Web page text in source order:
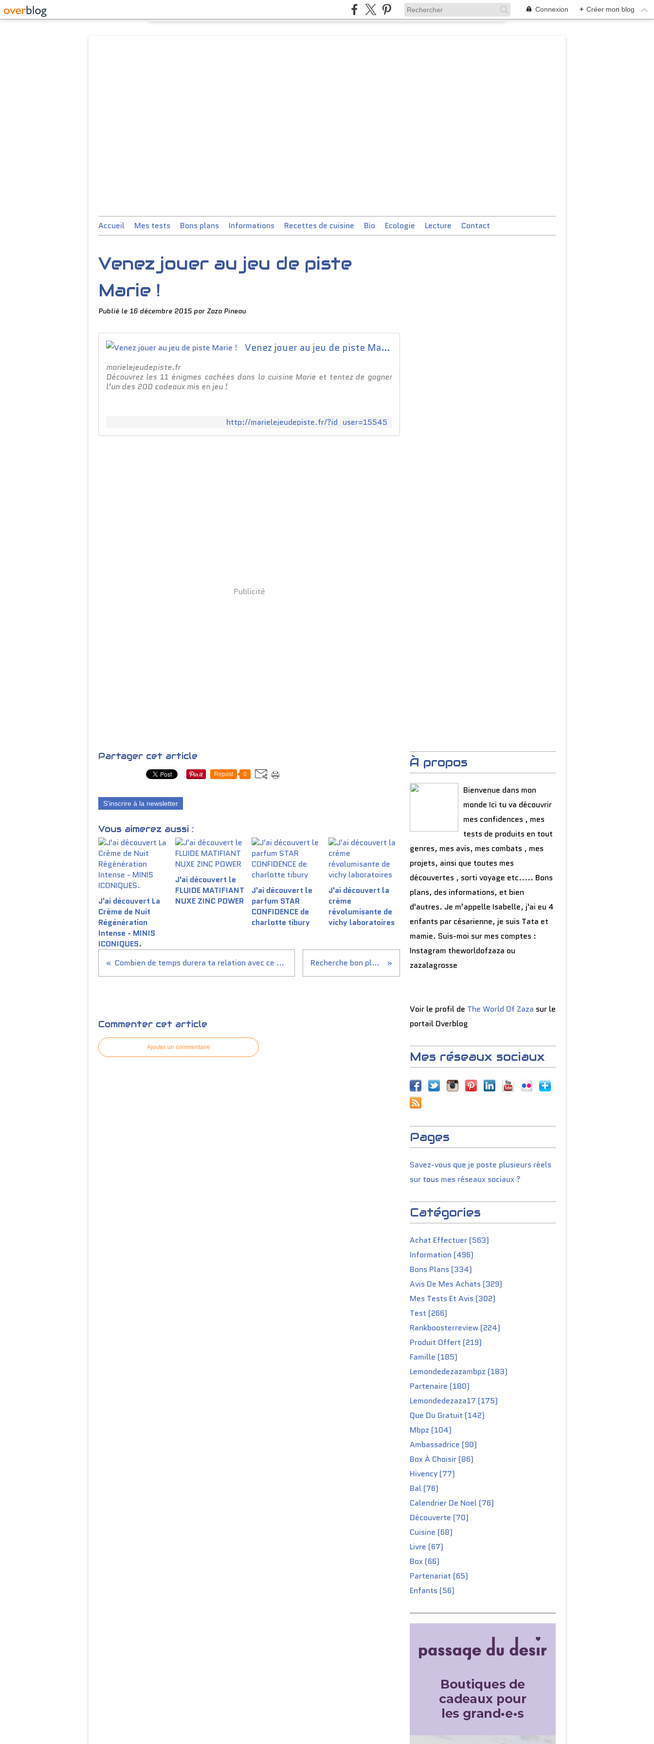
Connexion + Créer mon blog
Accueil Mes tests Bons plans Informations Recettes de cuisine Bio Ecologie Lecture Contact
Venez jouer au jeu de piste
Marie !
Publié le 16 décembre 2015 par Zaza Pineau
Venez jouer au jeu de piste Marie !
marielejeudepiste.fr
Découvrez les 11 énigmes cachées dans la cuisine Marie et tentez de gagner
l’un des 200 cadeaux mis en jeu !
http://marielejeudepiste.fr/?id_user=15545
Publicité
Partager cet article
Repost 0
S'inscrire à la newsletter
Vous aimerez aussi :
J'ai découvert La
Crème de Nuit
Régénération
Intense - MINIS
ICONIQUES.
J'ai découvert le
FLUIDE MATIFIANT
NUXE ZINC POWER
J'ai découvert le
parfum STAR
CONFIDENCE de
charlotte tibury
J'ai découvert la
crème
révolumisante de
vichy laboratoires
Combien de temps durera ta relation avec ce ou cette ami(e) ? Recherche bon plan Disney
Commenter cet article
Ajouter un commentaire
À propos
Bienvenue dans mon
monde Ici tu va découvrir
mes confidences , mes
tests de produits en tout
genres, mes avis, mes combats , mes
projets, ainsi que toutes mes
découvertes , sorti voyage etc..... Bons
plans, des informations, et bien
d'autres. Je m’appelle Isabelle, j'ai eu 4
enfants par césarienne, je suis Tata et
mamie. Suis-moi sur mes comptes :
Instagram theworldofzaza ou
zazalagrosse
Voir le profil de The World Of Zaza sur le
portail Overblog
Mes réseaux sociaux
Pages
Savez-vous que je poste plusieurs réels
sur tous mes réseaux sociaux ?
Catégories
Achat Effectuer (563)
Information (496)
Bons Plans (334)
Avis De Mes Achats (329)
Mes Tests Et Avis (302)
Test (266)
Rankboosterreview (224)
Produit Offert (219)
Famille (185)
Lemondedezazambpz (183)
Partenaire (180)
Lemondedezaza17 (175)
Que Du Gratuit (142)
Mbpz (104)
Ambassadrice (90)
Box À Choisir (86)
Hivency (77)
Bal (76)
Calendrier De Noel (76)
Découverte (70)
Cuisine (68)
Livre (67)
Box (66)
Partenariat (65)
Enfants (56)